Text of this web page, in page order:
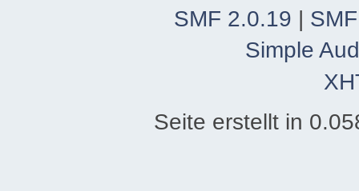
SMF 2.0.19 |
Simple
Seite erstellt in